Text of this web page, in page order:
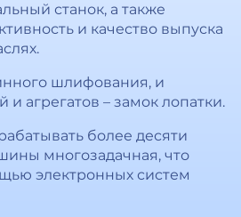
станок, а также
и качество выпуска
шлифования, и
агрегатов – замок лопатки.
более десяти
многозадачная, что
электронных систем